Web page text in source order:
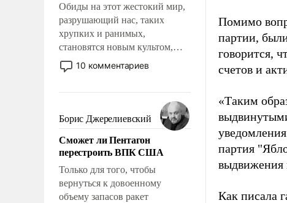
Обиды на этот жестокий мир,
разрушающий нас, таких
хрупких и ранимых,
становятся новым культом,
постепенно вытесняя и
отменяя традиционное
мужественным и твердым под
ударами судьбы, брать на себя
ответственность, помогать
слабым, идти вперед и
адаптироваться.
10 комментариев
Борис Джерелиевский
Сможет ли Пентагон
перестроить ВПК США
Только для того, чтобы
вернуться к довоенному
объему запасов ракет
Помимо
партии,
говорится,
счетов и
«Таким
партия
выдвижения
Как писала